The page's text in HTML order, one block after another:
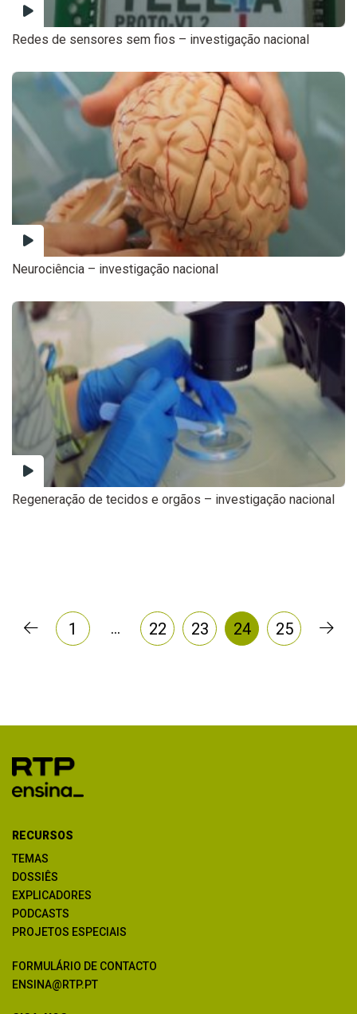
Redes de sensores sem fios – investigação nacional
Neurociência – investigação nacional
Regeneração de tecidos e orgãos – investigação nacional
1 … 22 23 24 25
RECURSOS
TEMAS
DOSSIÊS
EXPLICADORES
PODCASTS
PROJETOS ESPECIAIS
FORMULÁRIO DE CONTACTO
ENSINA@RTP.PT